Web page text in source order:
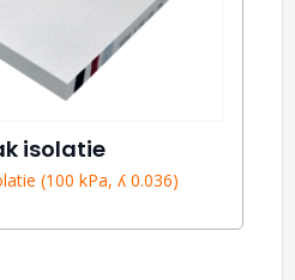
isolatie
(100 kPa, ʎ 0.036)